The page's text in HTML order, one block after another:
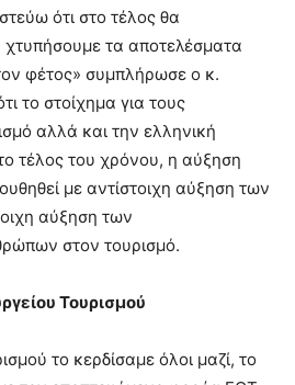
ότι στο τέλος θα
χτυπήσουμε τα αποτελέσματα
φέτος» συμπλήρωσε ο κ.
το στοίχημα για τους
αλλά και την ελληνική
τέλος του χρόνου, η αύξηση
με αντίστοιχη αύξηση των
αύξηση των
στον τουρισμό.
Τουρισμού
το κερδίσαμε όλοι μαζί, το